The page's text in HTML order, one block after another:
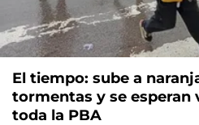
El tiempo: sube a
tormentas y se esperan
toda la PBA